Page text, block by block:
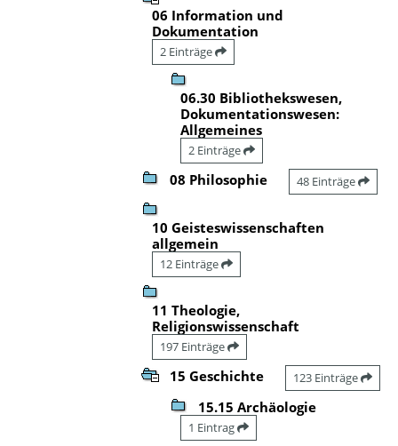
06 Information und
Dokumentation
2 Einträge
06.30 Bibliothekswesen,
Dokumentationswesen:
Allgemeines
2 Einträge
08 Philosophie 48 Einträge
10 Geisteswissenschaften
allgemein
12 Einträge
11 Theologie,
Religionswissenschaft
197 Einträge
15 Geschichte 123 Einträge
15.15 Archäologie
1 Eintrag